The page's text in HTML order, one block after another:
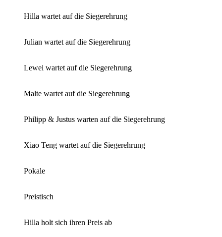
Hilla wartet auf die Siegerehrung
Julian wartet auf die Siegerehrung
Lewei wartet auf die Siegerehrung
Malte wartet auf die Siegerehrung
Philipp & Justus warten auf die Siegerehrung
Xiao Teng wartet auf die Siegerehrung
Pokale
Preistisch
Hilla holt sich ihren Preis ab